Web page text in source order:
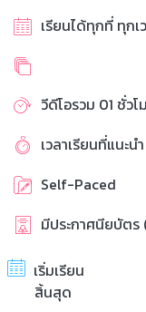
เรียนได้ทุกที่ ทุก
วีดีโอรวม 01 ชั่ว
เวลาเรียนที่แนะ
Self-Paced
มีประกาศนียบัต
เริ่มเรียน
สิ้นสุด